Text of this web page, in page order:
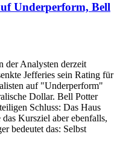
Underperform, Bell
der Analysten derzeit
Jefferies sein Rating für
auf "Underperform"
Dollar. Bell Potter
Schluss: Das Haus
Kursziel aber ebenfalls,
bedeutet das: Selbst